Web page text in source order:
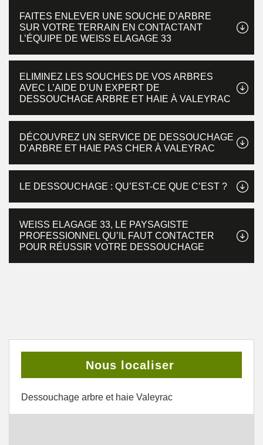
FAITES ENLEVER UNE SOUCHE D’ARBRE
SUR VOTRE TERRAIN EN CONTACTANT
L’ÉQUIPE DE WEISS ELAGAGE 33
ELIMINEZ LES SOUCHES DE VOS ARBRES
AVEC L’AIDE D’UN EXPERT DE
DESSOUCHAGE ARBRE ET HAIE À VALEYRAC
DÉCOUVREZ UN SERVICE DE DESSOUCHAGE
D’ARBRE ET HAIE PAS CHER À VALEYRAC
LE DESSOUCHAGE : QU’EST-CE QUE C’EST ?
WEISS ELAGAGE 33, LE PAYSAGISTE
PROFESSIONNEL QU’IL FAUT CONTACTER
POUR RÉUSSIR VOTRE DESSOUCHAGE
Nous localiser
Dessouchage arbre et haie Valeyrac